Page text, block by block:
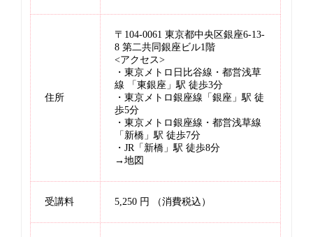
住所
〒104-0061 東京都中央区銀座6-13-
8 第二共同銀座ビル1階
<アクセス>
・東京メトロ日比谷線・都営浅草
線 「東銀座」駅 徒歩3分
・東京メトロ銀座線「銀座」駅 徒
歩5分
・東京メトロ銀座線・都営浅草線
「新橋」駅 徒歩7分
・JR「新橋」駅 徒歩8分
→ 地図
受講料 5,250 円 （消費税込）